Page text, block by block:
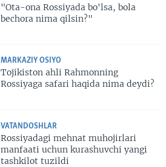
"Ota-ona Rossiyada bo'lsa, bola
bechora nima qilsin?"
MARKAZIY OSIYO
Tojikiston ahli Rahmonning
Rossiyaga safari haqida nima deydi?
VATANDOSHLAR
Rossiyadagi mehnat muhojirlari
manfaati uchun kurashuvchi yangi
tashkilot tuzildi